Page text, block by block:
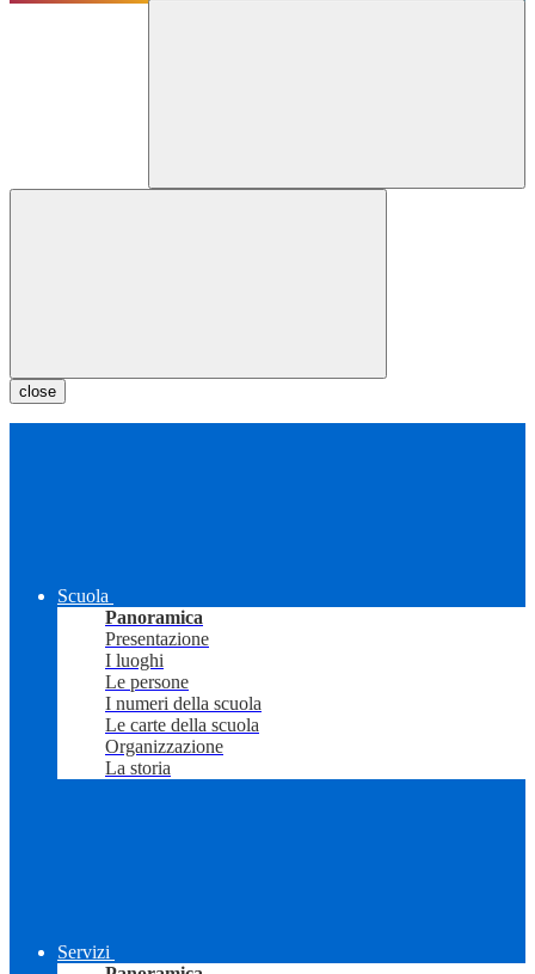
close
Scuola
Panoramica
Presentazione
I luoghi
Le persone
I numeri della scuola
Le carte della scuola
Organizzazione
La storia
Servizi